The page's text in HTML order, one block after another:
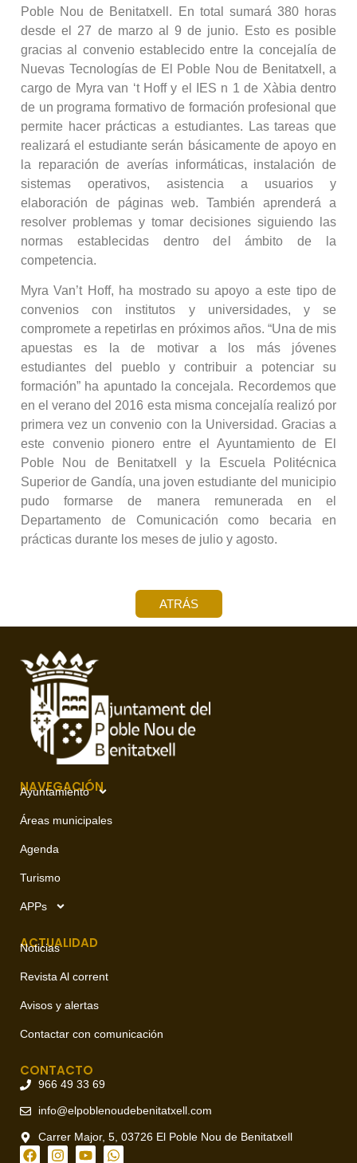
Poble Nou de Benitatxell. En total sumará 380 horas
desde el 27 de marzo al 9 de junio. Esto es posible
gracias al convenio establecido entre la concejalía de
Nuevas Tecnologías de El Poble Nou de Benitatxell, a
cargo de Myra van ‘t Hoff y el IES n 1 de Xàbia dentro
de un programa formativo de formación profesional que
permite hacer prácticas a estudiantes. Las tareas que
realizará el estudiante serán básicamente de apoyo en
la reparación de averías informáticas, instalación de
sistemas operativos, asistencia a usuarios y
elaboración de páginas web. También aprenderá a
resolver problemas y tomar decisiones siguiendo las
normas establecidas dentro del ámbito de la
competencia.
Myra Van’t Hoff, ha mostrado su apoyo a este tipo de
convenios con institutos y universidades, y se
compromete a repetirlas en próximos años. “Una de mis
apuestas es la de motivar a los más jóvenes
estudiantes del pueblo y contribuir a potenciar su
formación” ha apuntado la concejala. Recordemos que
en el verano del 2016 esta misma concejalía realizó por
primera vez un convenio con la Universidad. Gracias a
este convenio pionero entre el Ayuntamiento de El
Poble Nou de Benitatxell y la Escuela Politécnica
Superior de Gandía, una joven estudiante del municipio
pudo formarse de manera remunerada en el
Departamento de Comunicación como becaria en
prácticas durante los meses de julio y agosto.
ATRÁS
NAVEGACIÓN
Ayuntamiento
Áreas municipales
Agenda
Turismo
APPs
ACTUALIDAD
Noticias
Revista Al corrent
Avisos y alertas
Contactar con comunicación
CONTACTO
966 49 33 69
info@elpoblenoudebenitatxell.com
Carrer Major, 5, 03726 El Poble Nou de Benitatxell